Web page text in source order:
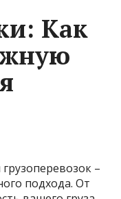
Как
–
подхода. От